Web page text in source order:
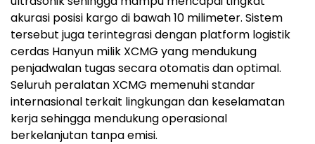
akurasi posisi kargo di bawah 10 milimeter. Sistem
tersebut juga terintegrasi dengan platform logistik
cerdas Hanyun milik XCMG yang mendukung
penjadwalan tugas secara otomatis dan optimal.
Seluruh peralatan XCMG memenuhi standar
internasional terkait lingkungan dan keselamatan
kerja sehingga mendukung operasional
berkelanjutan tanpa emisi.